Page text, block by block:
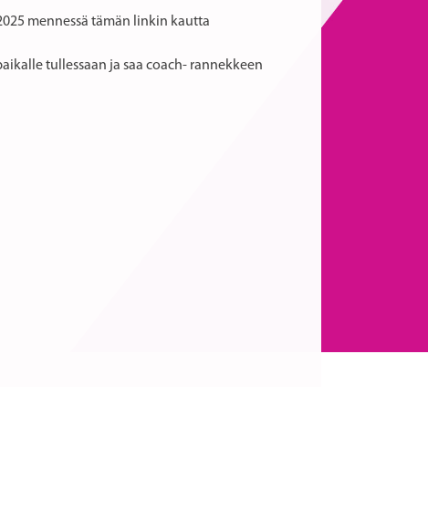
mennessä tämän linkin kautta
tullessaan ja saa coach- rannekkeen